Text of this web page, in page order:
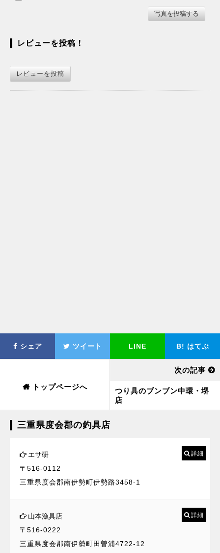
レビューを投稿！
レビューを投稿
シェア ツイート LINE B! はてぶ
トップページへ
次の記事
つり具のブンブン中環・堺
店
三重県度会郡の釣具店
エサ研
〒516-0112
三重県度会郡南伊勢町伊勢路3458-1
詳細
山本漁具店
〒516-0222
三重県度会郡南伊勢町田曽浦4722-12
詳細